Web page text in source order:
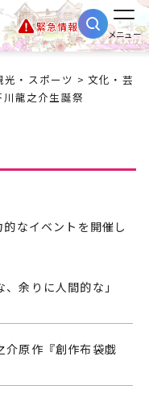
緊急情報
メニュー
光・スポーツ >文化・芸
川龍之介生誕祭
なイベントを開催し
余りに人間的な」
原作『創作布袋戯